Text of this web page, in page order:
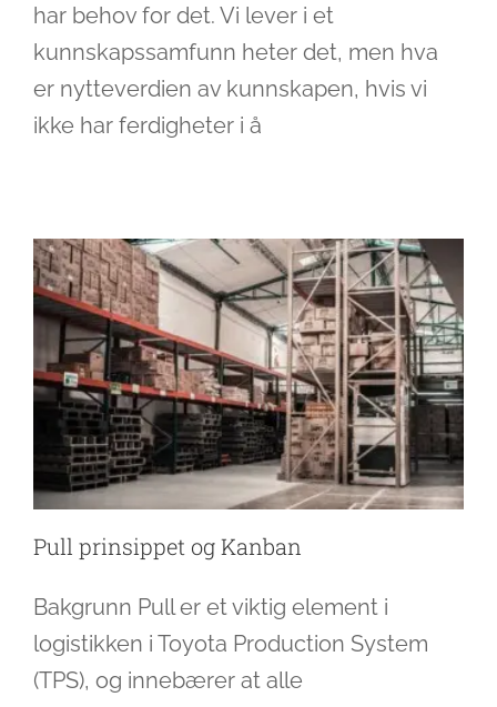
har behov for det. Vi lever i et
kunnskapssamfunn heter det, men hva
er nytteverdien av kunnskapen, hvis vi
ikke har ferdigheter i å
Pull prinsippet og Kanban
Pull prinsippet og Kanban
Bakgrunn Pull er et viktig element i
logistikken i Toyota Production System
(TPS), og innebærer at alle